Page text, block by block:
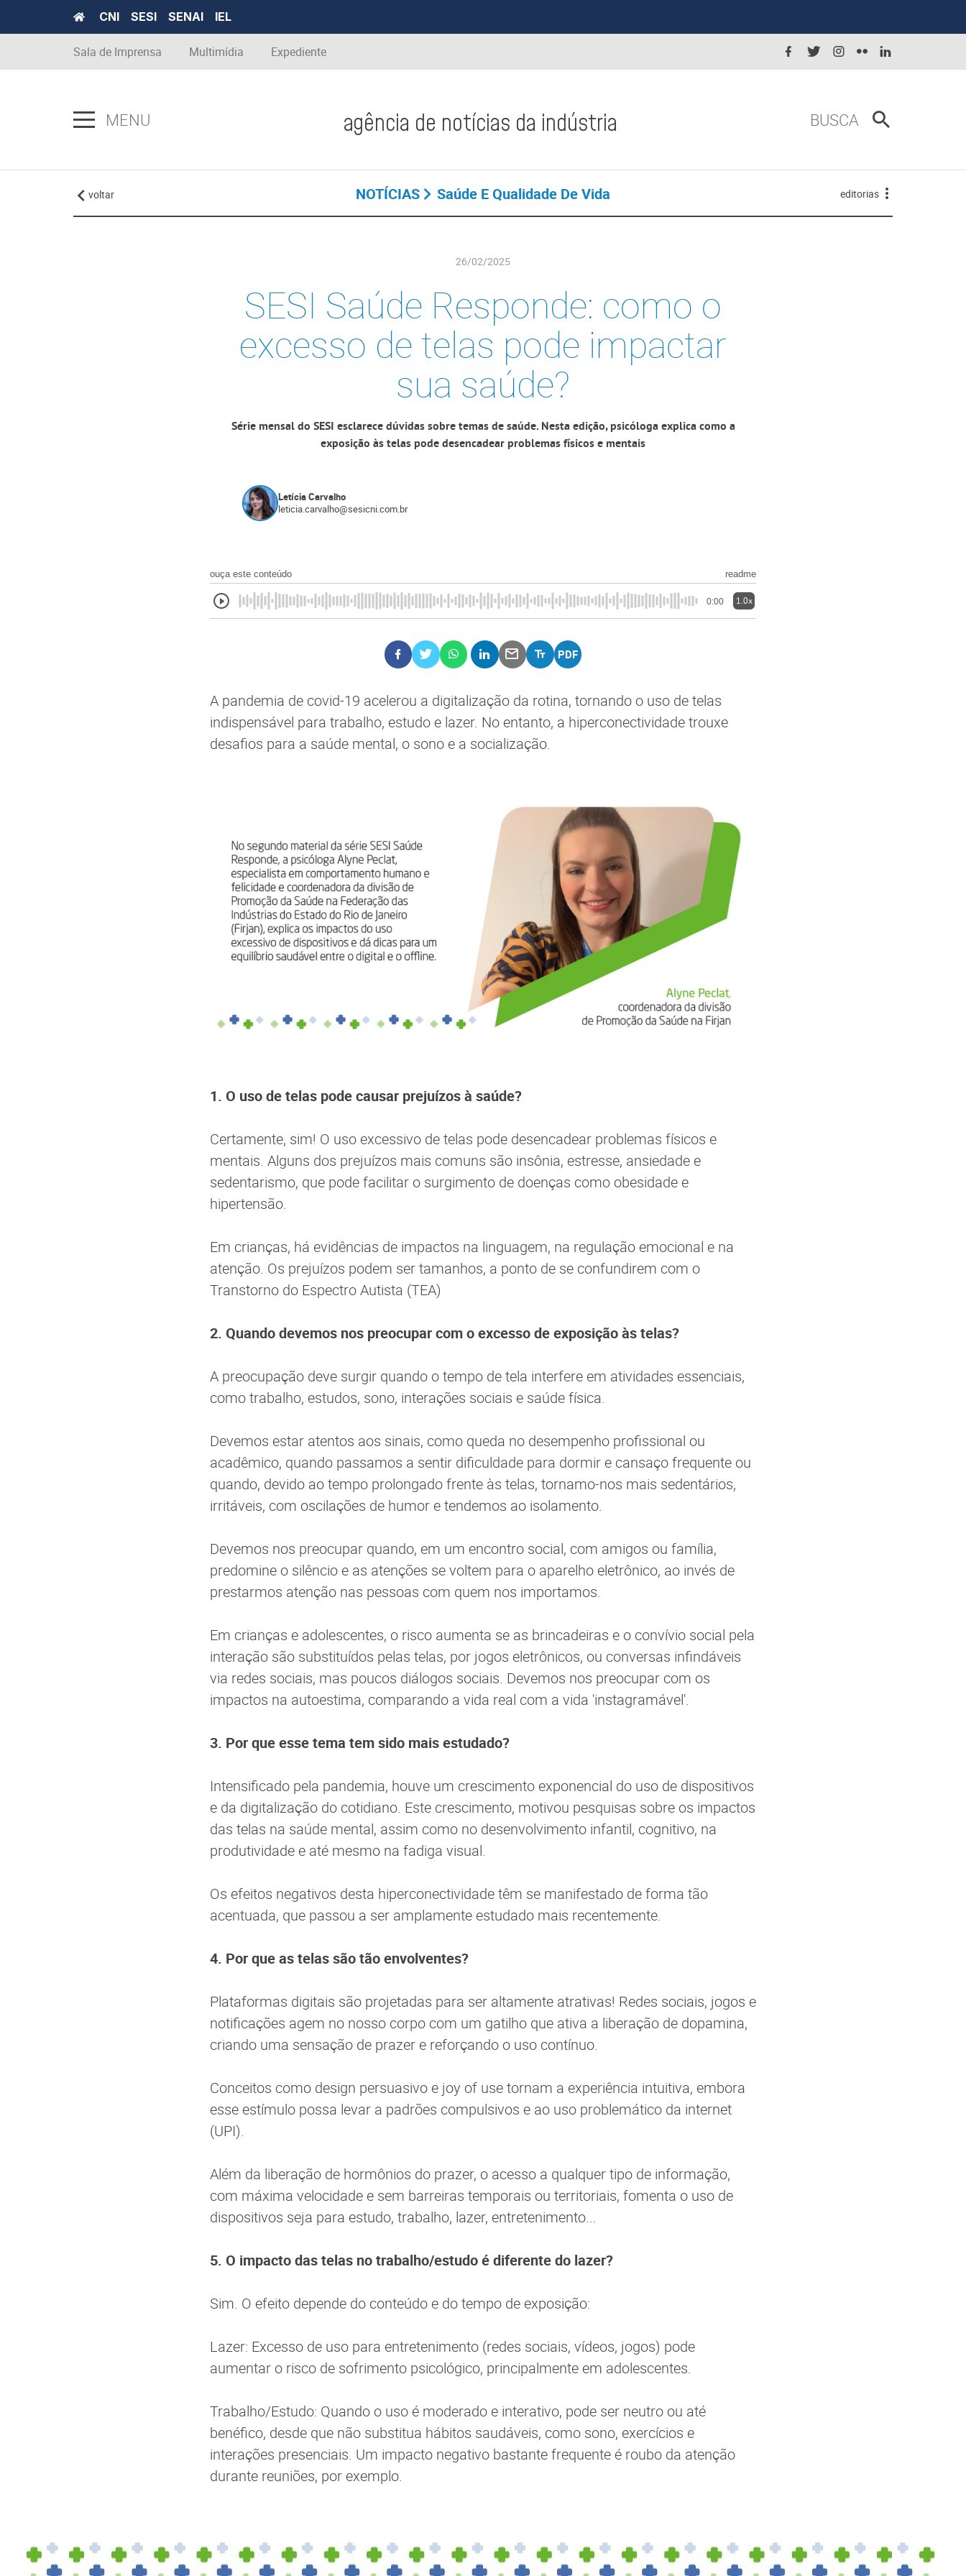
CNI SESI SENAI IEL
Sala de Imprensa Multimídia Expediente
MENU agência de notícias da indústria BUSCA
voltar NOTÍCIAS Saúde E Qualidade De Vida editorias
26/02/2025
SESI Saúde Responde: como o
excesso de telas pode impactar
sua saúde?
Série mensal do SESI esclarece dúvidas sobre temas de saúde. Nesta edição, psicóloga explica como a
exposição às telas pode desencadear problemas físicos e mentais
Letícia Carvalho
leticia.carvalho@sesicni.com.br
ouça este conteúdo readme
0:00 1.0x
A pandemia de covid-19 acelerou a digitalização da rotina, tornando o uso de telas
indispensável para trabalho, estudo e lazer. No entanto, a hiperconectividade trouxe
desafios para a saúde mental, o sono e a socialização.
1. O uso de telas pode causar prejuízos à saúde?
Certamente, sim! O uso excessivo de telas pode desencadear problemas físicos e
mentais. Alguns dos prejuízos mais comuns são insônia, estresse, ansiedade e
sedentarismo, que pode facilitar o surgimento de doenças como obesidade e
hipertensão.
Em crianças, há evidências de impactos na linguagem, na regulação emocional e na
atenção. Os prejuízos podem ser tamanhos, a ponto de se confundirem com o
Transtorno do Espectro Autista (TEA)
2. Quando devemos nos preocupar com o excesso de exposição às telas?
A preocupação deve surgir quando o tempo de tela interfere em atividades essenciais,
como trabalho, estudos, sono, interações sociais e saúde física.
Devemos estar atentos aos sinais, como queda no desempenho profissional ou
acadêmico, quando passamos a sentir dificuldade para dormir e cansaço frequente ou
quando, devido ao tempo prolongado frente às telas, tornamo-nos mais sedentários,
irritáveis, com oscilações de humor e tendemos ao isolamento.
Devemos nos preocupar quando, em um encontro social, com amigos ou família,
predomine o silêncio e as atenções se voltem para o aparelho eletrônico, ao invés de
prestarmos atenção nas pessoas com quem nos importamos.
Em crianças e adolescentes, o risco aumenta se as brincadeiras e o convívio social pela
interação são substituídos pelas telas, por jogos eletrônicos, ou conversas infindáveis
via redes sociais, mas poucos diálogos sociais. Devemos nos preocupar com os
impactos na autoestima, comparando a vida real com a vida 'instagramável'.
3. Por que esse tema tem sido mais estudado?
Intensificado pela pandemia, houve um crescimento exponencial do uso de dispositivos
e da digitalização do cotidiano. Este crescimento, motivou pesquisas sobre os impactos
das telas na saúde mental, assim como no desenvolvimento infantil, cognitivo, na
produtividade e até mesmo na fadiga visual.
Os efeitos negativos desta hiperconectividade têm se manifestado de forma tão
acentuada, que passou a ser amplamente estudado mais recentemente.
4. Por que as telas são tão envolventes?
Plataformas digitais são projetadas para ser altamente atrativas! Redes sociais, jogos e
notificações agem no nosso corpo com um gatilho que ativa a liberação de dopamina,
criando uma sensação de prazer e reforçando o uso contínuo.
Conceitos como design persuasivo e joy of use tornam a experiência intuitiva, embora
esse estímulo possa levar a padrões compulsivos e ao uso problemático da internet
(UPI).
Além da liberação de hormônios do prazer, o acesso a qualquer tipo de informação,
com máxima velocidade e sem barreiras temporais ou territoriais, fomenta o uso de
dispositivos seja para estudo, trabalho, lazer, entretenimento...
5. O impacto das telas no trabalho/estudo é diferente do lazer?
Sim. O efeito depende do conteúdo e do tempo de exposição:
Lazer: Excesso de uso para entretenimento (redes sociais, vídeos, jogos) pode
aumentar o risco de sofrimento psicológico, principalmente em adolescentes.
Trabalho/Estudo: Quando o uso é moderado e interativo, pode ser neutro ou até
benéfico, desde que não substitua hábitos saudáveis, como sono, exercícios e
interações presenciais. Um impacto negativo bastante frequente é roubo da atenção
durante reuniões, por exemplo.